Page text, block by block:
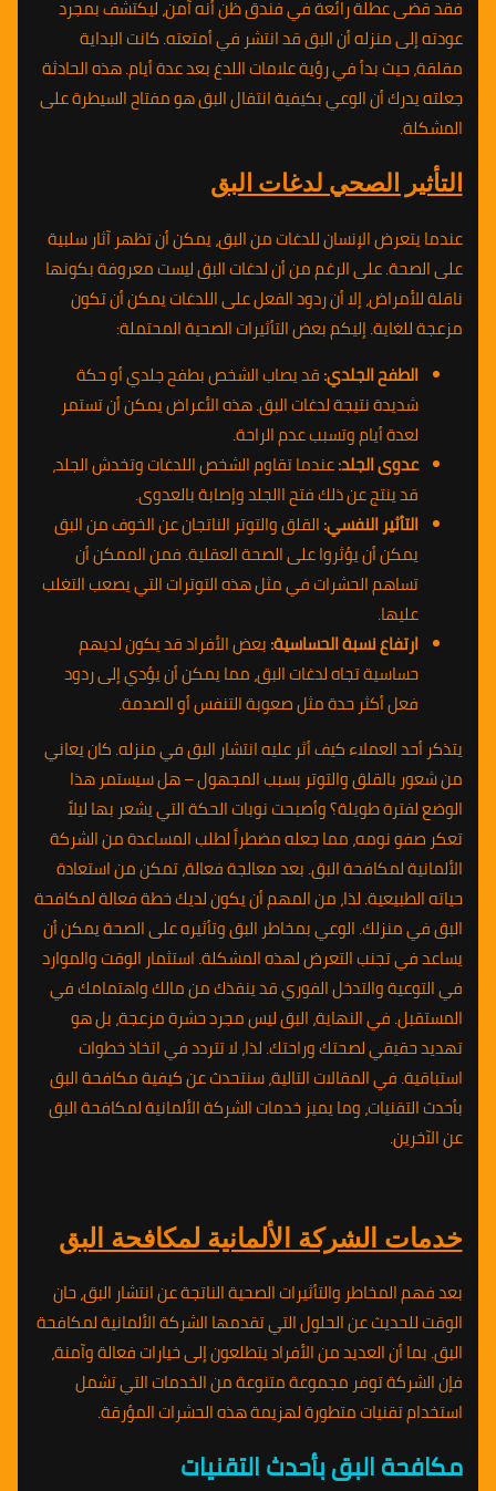
فقد قضى عطلة رائعة في فندق ظن أنه آمن، ليكتشف بمجرد
عودته إلى منزله أن البق قد انتشر في أمتعته. كانت البداية
مقلقة، حيث بدأ في رؤية علامات اللدغ بعد عدة أيام. هذه الحادثة
جعلته يدرك أن الوعي بكيفية انتقال البق هو مفتاح السيطرة على
المشكلة.
التأثير الصحي لدغات البق
عندما يتعرض الإنسان للدغات من البق، يمكن أن تظهر آثار سلبية
على الصحة. على الرغم من أن لدغات البق ليست معروفة بكونها
ناقلة للأمراض، إلا أن ردود الفعل على اللدغات يمكن أن تكون
مزعجة للغاية. إليكم بعض التأثيرات الصحية المحتملة:
الطفح الجلدي:قد يصاب الشخص بطفح جلدي أو حكة
شديدة نتيجة لدغات البق. هذه الأعراض يمكن أن تستمر
لعدة أيام وتسبب عدم الراحة.
عدوى الجلد:عندما تقاوم الشخص اللدغات وتخدش الجلد،
قد ينتج عن ذلك فتح االجلد وإصابة بالعدوى.
التأثير النفسي:القلق والتوتر الناتجان عن الخوف من البق
يمكن أن يؤثروا على الصحة العقلية. فمن الممكن أن
تساهم الحشرات في مثل هذه التوترات التي يصعب التغلب
عليها.
ارتفاع نسبة الحساسية:بعض الأفراد قد يكون لديهم
حساسية تجاه لدغات البق، مما يمكن أن يؤدي إلى ردود
فعل أكثر حدة مثل صعوبة التنفس أو الصدمة.
يتذكر أحد العملاء كيف أثر عليه انتشار البق في منزله. كان يعاني
من شعور بالقلق والتوتر بسبب المجهول – هل سيستمر هذا
الوضع لفترة طويلة؟ وأصبحت نوبات الحكة التي يشعر بها ليلاً
تعكر صفو نومه، مما جعله مضطراً لطلب المساعدة من الشركة
الألمانية لمكافحة البق. بعد معالجة فعالة، تمكن من استعادة
حياته الطبيعية. لذا، من المهم أن يكون لديك خطة فعالة لمكافحة
البق في منزلك. الوعي بمخاطر البق وتأثيره على الصحة يمكن أن
يساعد في تجنب التعرض لهذه المشكلة. استثمار الوقت والموارد
في التوعية والتدخل الفوري قد ينقذك من مالك واهتمامك في
المستقبل. في النهاية، البق ليس مجرد حشرة مزعجة، بل هو
تهديد حقيقي لصحتك وراحتك. لذا، لا تتردد في اتخاذ خطوات
استباقية. في المقالات التالية، سنتحدث عن كيفية مكافحة البق
بأحدث التقنيات، وما يميز خدمات الشركة الألمانية لمكافحة البق
عن الآخرين.
خدمات الشركة الألمانية لمكافحة البق
بعد فهم المخاطر والتأثيرات الصحية الناتجة عن انتشار البق، حان
الوقت للحديث عن الحلول التي تقدمها الشركة الألمانية لمكافحة
البق. بما أن العديد من الأفراد يتطلعون إلى خيارات فعالة وآمنة،
فإن الشركة توفر مجموعة متنوعة من الخدمات التي تشمل
استخدام تقنيات متطورة لهزيمة هذه الحشرات المؤرقة.
مكافحة البق بأحدث التقنيات